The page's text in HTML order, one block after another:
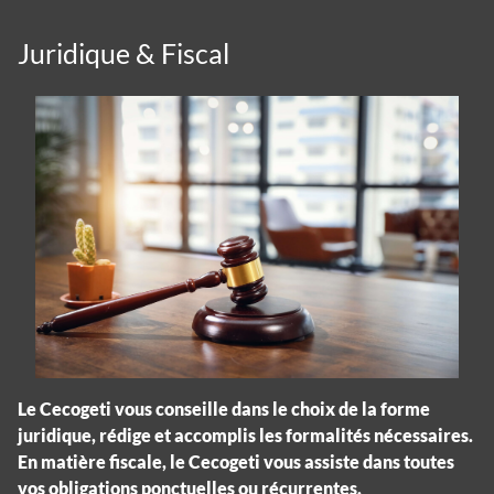
Juridique & Fiscal
Le Cecogeti vous conseille dans le choix de la forme
juridique, rédige et accomplis les formalités nécessaires.
En matière fiscale, le Cecogeti vous assiste dans toutes
vos obligations ponctuelles ou récurrentes.